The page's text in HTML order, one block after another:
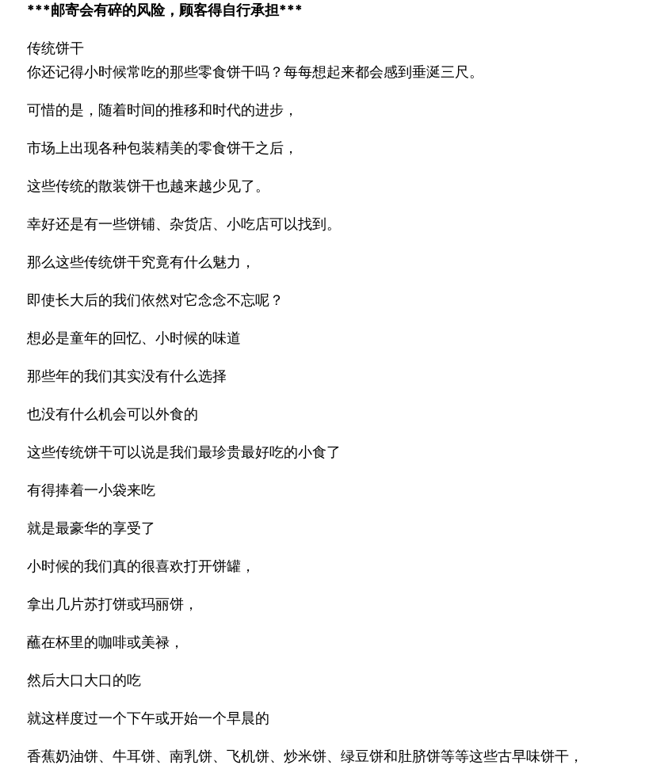
***邮寄会有碎的风险，顾客得自行承担***
传统饼干
你还记得小时候常吃的那些零食饼干吗？每每想起来都会感到垂涎三尺。
可惜的是，随着时间的推移和时代的进步，
市场上出现各种包装精美的零食饼干之后，
这些传统的散装饼干也越来越少见了。
幸好还是有一些饼铺、杂货店、小吃店可以找到。
那么这些传统饼干究竟有什么魅力，
即使长大后的我们依然对它念念不忘呢？
想必是童年的回忆、小时候的味道
那些年的我们其实没有什么选择
也没有什么机会可以外食的
这些传统饼干可以说是我们最珍贵最好吃的小食了
有得捧着一小袋来吃
就是最豪华的享受了
小时候的我们真的很喜欢打开饼罐，
拿出几片苏打饼或玛丽饼，
蘸在杯里的咖啡或美禄，
然后大口大口的吃
就这样度过一个下午或开始一个早晨的
香蕉奶油饼、牛耳饼、南乳饼、飞机饼、炒米饼、绿豆饼和肚脐饼等等这些古早味饼干，